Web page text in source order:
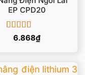
EP CPD20
Được xếp
5 sao
6.868₫